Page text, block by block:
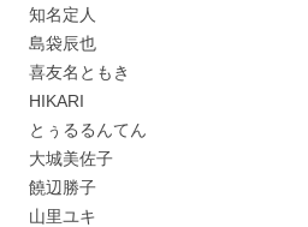
知名定人
島袋辰也
喜友名ともき
HIKARI
とぅるるんてん
大城美佐子
饒辺勝子
山里ユキ